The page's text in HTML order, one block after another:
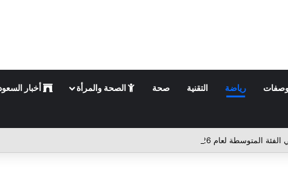
رياضة التقنية صحة الصحة والمرأة أخبار